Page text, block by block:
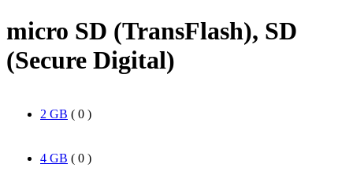
micro SD (TransFlash), SD
(Secure Digital)
2 GB ( 0 )
4 GB ( 0 )